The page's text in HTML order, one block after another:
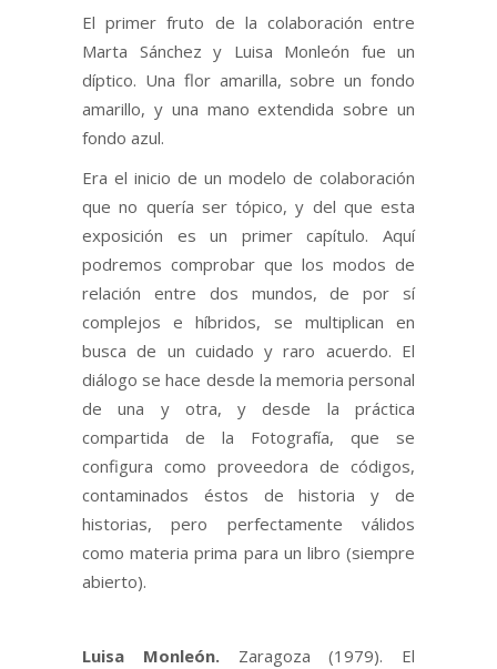
El primer fruto de la colaboración entre
Marta Sánchez y Luisa Monleón fue un
díptico. Una flor amarilla, sobre un fondo
amarillo, y una mano extendida sobre un
fondo azul.
Era el inicio de un modelo de colaboración
que no quería ser tópico, y del que esta
exposición es un primer capítulo. Aquí
podremos comprobar que los modos de
relación entre dos mundos, de por sí
complejos e híbridos, se multiplican en
busca de un cuidado y raro acuerdo. El
diálogo se hace desde la memoria personal
de una y otra, y desde la práctica
compartida de la Fotografía, que se
configura como proveedora de códigos,
contaminados éstos de historia y de
historias, pero perfectamente válidos
como materia prima para un libro (siempre
abierto).
Luisa Monleón.Zaragoza (1979).
El